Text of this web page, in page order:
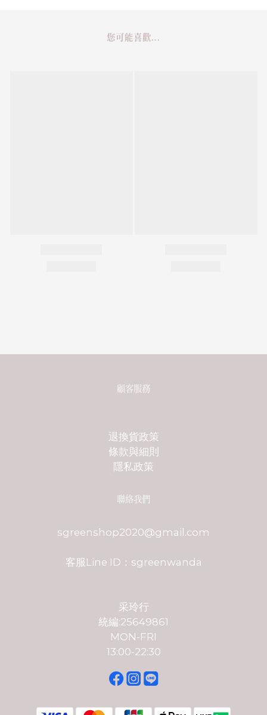
您可能喜歡...
顧客服務
退換貨政策
條款與細則
隱私政策
聯絡我們
sgreenshop2020@gmail.com
客服Line ID：sgreenwanda
采玲行
統編:25649861
MON-FRI
13:00-22:30